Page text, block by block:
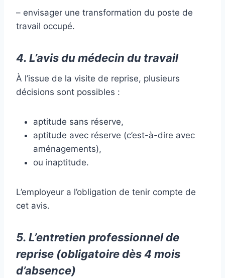
– envisager une transformation du poste de
travail occupé.
4. L’avis du médecin du travail
À l’issue de la visite de reprise, plusieurs
décisions sont possibles :
aptitude sans réserve,
aptitude avec réserve (c’est-à-dire avec
aménagements),
ou inaptitude.
L’employeur a l’obligation de tenir compte de
cet avis.
5. L’entretien professionnel de
reprise (obligatoire dès 4 mois
d’absence)